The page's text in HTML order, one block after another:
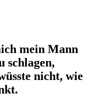
mein Mann
schlagen,
nicht, wie